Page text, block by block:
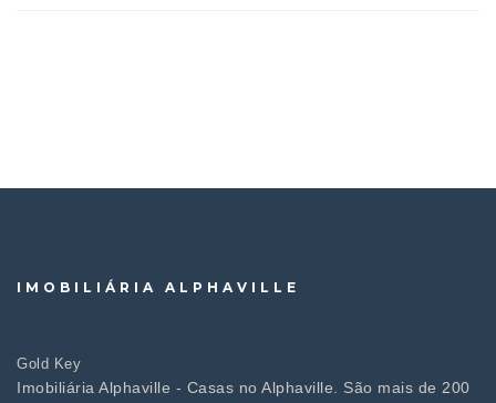
IMOBILIÁRIA ALPHAVILLE
Gold Key
Imobiliária Alphaville - Casas no Alphaville. São mais de 200